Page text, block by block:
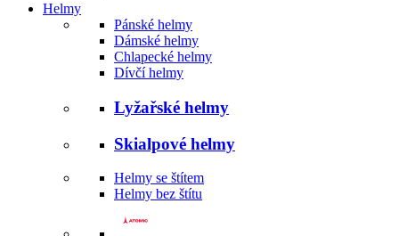
Helmy
Pánské helmy
Dámské helmy
Chlapecké helmy
Dívčí helmy
Lyžařské helmy
Skialpové helmy
Helmy se štítem
Helmy bez štítu